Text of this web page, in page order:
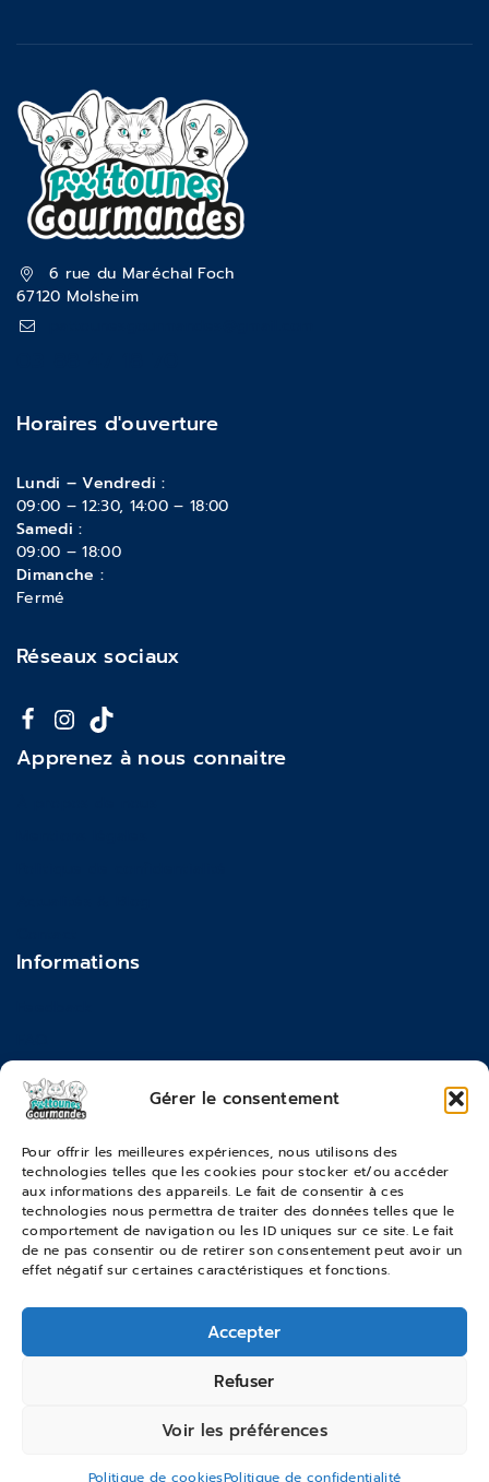
Gérer le consentement
Pour offrir les meilleures expériences, nous utilisons des
technologies telles que les cookies pour stocker et/ou accéder
aux informations des appareils. Le fait de consentir à ces
technologies nous permettra de traiter des données telles que le
comportement de navigation ou les ID uniques sur ce site. Le fait
de ne pas consentir ou de retirer son consentement peut avoir un
effet négatif sur certaines caractéristiques et fonctions.
Accepter
Refuser
Voir les préférences
Politique de cookiesPolitique de confidentialité
6 rue du Maréchal Foch
67120 Molsheim
Horaires d'ouverture
Lundi – Vendredi :
09:00 – 12:30, 14:00 – 18:00
Samedi :
09:00 – 18:00
Dimanche :
Fermé
Réseaux sociaux
Apprenez à nous connaitre
Informations
Moyens de paiements
Conditions générales de vente
Suivi de commande
Services & Retours
Modes de livraison
© 2026 Pattounes Gourmandes